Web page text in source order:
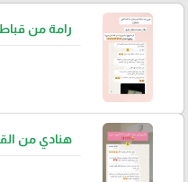
رامة من
هنادي من